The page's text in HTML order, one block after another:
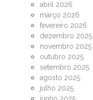
abril 2026
março 2026
fevereiro 2026
dezembro 2025
novembro 2025
outubro 2025
setembro 2025
agosto 2025
julho 2025